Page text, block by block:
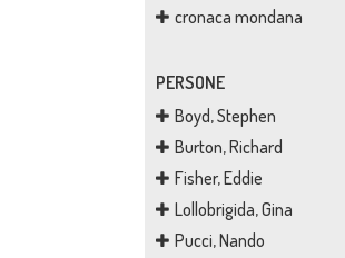
cronaca mondana
PERSONE
Boyd, Stephen
Burton, Richard
Fisher, Eddie
Lollobrigida, Gina
Pucci, Nando